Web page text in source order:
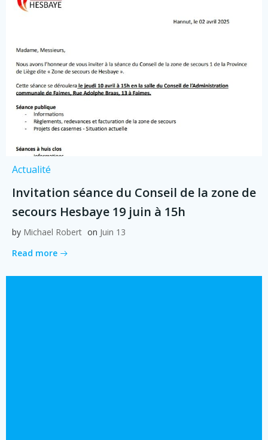
Actualité
Invitation séance du Conseil de la zone de
secours Hesbaye 19 juin à 15h
by Michael Robert on Juin 13
Read more